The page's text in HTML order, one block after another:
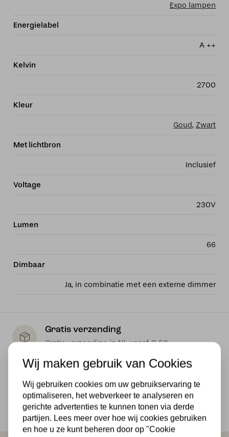
Expo lampen
Energielabel
A ++
Kelvin
2700
Kleur
Goud, Zwart
Met lichtbron
Inclusief
Voltage
230V
Lumen
66
Dimbaar
Ja, in combinatie met een externe dimmer
Gratis verzending
Gratis verzending in NL vanaf € 50,-
Makkelijk retourneren
Veilig online betalen
Veilig achteraf betalen met Klarna
Wij maken gebruik van Cookies
Wij gebruiken cookies om uw gebruikservaring te
optimaliseren, het webverkeer te analyseren en
gerichte advertenties te kunnen tonen via derde
partijen. Lees meer over hoe wij cookies gebruiken
en hoe u ze kunt beheren door op "Cookie